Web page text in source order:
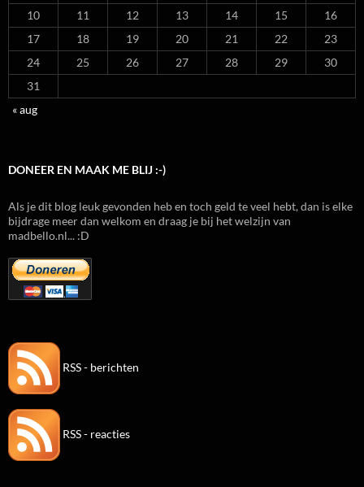
10
11 12 13 14 15
16
17
18 19 20 21 22
23
24
25 26 27 28 29
30
31
« aug
DONEER EN MAAK ME BLIJ :-)
Als je dit blog leuk gevonden heb en toch geld te veel hebt, dan is elke
bijdrage meer dan welkom en draag je bij het welzijn van
madbello.nl... :D
RSS - berichten
RSS - reacties